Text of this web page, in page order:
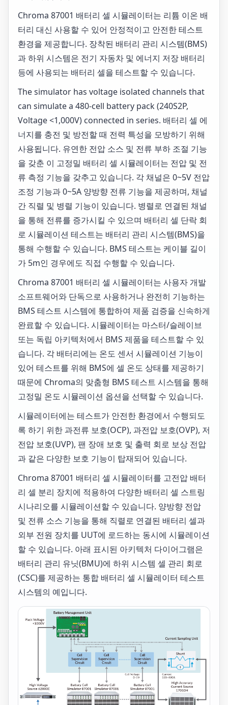
Chroma 87001 배터리 셀 시뮬레이터는 리튬 이온 배
터리 대신 사용할 수 있어 안정적이고 안전한 테스트
환경을 제공합니다. 장착된 배터리 관리 시스템(BMS)
과 하위 시스템은 전기 자동차 및 에너지 저장 배터리
등에 사용되는 배터리 셀을 테스트할 수 있습니다.
The simulator has voltage isolated channels that
can simulate a 480-cell battery pack (240S2P,
Voltage <1,000V) connected in series. 배터리 셀 에
너지를 충전 및 방전할 때 전력 특성을 모방하기 위해
사용됩니다. 유연한 전압 소스 및 전류 부하 조절 기능
을 갖춘 이 고정밀 배터리 셀 시뮬레이터는 전압 및 전
류 측정 기능을 갖추고 있습니다. 각 채널은 0~5V 전압
조정 기능과 0~5A 양방향 전류 기능을 제공하며, 채널
간 직렬 및 병렬 기능이 있습니다. 병렬로 연결된 채널
을 통해 전류를 증가시킬 수 있으며 배터리 셀 단락 회
로 시뮬레이션 테스트는 배터리 관리 시스템(BMS)을
통해 수행할 수 있습니다. BMS 테스트는 케이블 길이
가 5m인 경우에도 직접 수행할 수 있습니다.
Chroma 87001 배터리 셀 시뮬레이터는 사용자 개발
소프트웨어와 단독으로 사용하거나 완전히 기능하는
BMS 테스트 시스템에 통합하여 제품 검증을 신속하게
완료할 수 있습니다. 시뮬레이터는 마스터/슬레이브
또는 독립 아키텍처에서 BMS 제품을 테스트할 수 있
습니다. 각 배터리에는 온도 센서 시뮬레이션 기능이
있어 테스트를 위해 BMS에 셀 온도 상태를 제공하기
때문에 Chroma의 맞춤형 BMS 테스트 시스템을 통해
고정밀 온도 시뮬레이션 옵션을 선택할 수 있습니다.
시뮬레이터에는 테스트가 안전한 환경에서 수행되도
록 하기 위한 과전류 보호(OCP), 과전압 보호(OVP), 저
전압 보호(UVP), 팬 장애 보호 및 출력 회로 보상 전압
과 같은 다양한 보호 기능이 탑재되어 있습니다.
Chroma 87001 배터리 셀 시뮬레이터를 고전압 배터
리 셀 분리 장치에 적용하여 다양한 배터리 셀 스트링
시나리오를 시뮬레이션할 수 있습니다. 양방향 전압
및 전류 소스 기능을 통해 직렬로 연결된 배터리 셀과
외부 전원 장치를 UUT에 로드하는 동시에 시뮬레이션
할 수 있습니다. 아래 표시된 아키텍처 다이어그램은
배터리 관리 유닛(BMU)에 하위 시스템 셀 관리 회로
(CSC)를 제공하는 통합 배터리 셀 시뮬레이터 테스트
시스템의 예입니다.